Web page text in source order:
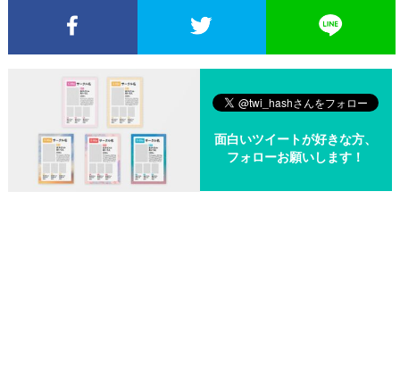
Facebookでシェア Twitterでシェア
面白いツイートが好きな方、
フォローお願いします！